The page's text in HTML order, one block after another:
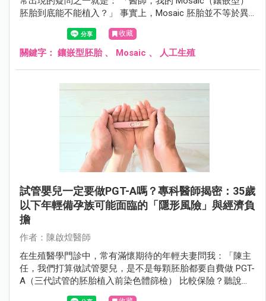
胚胎到底能不能植入？」 事實上，Mosaic 胚胎並不等於異
常胚胎，也不代表一定無法懷孕。許多健康寶寶的誕生，都
曾經歷過這個令人糾結的選擇。 讓我們用一個簡單的故事，
了解 Mosaic 胚胎可能經歷的發育歷程。
收藏
關鍵字： 鑲嵌型胚胎、 Mosaic 、 人工生殖
試管嬰兒一定要做PGT-A嗎？專科醫師揭密：35歲
以下年輕備孕族可能面臨的「隱形風險」與經濟負
擔
作者：陳啟煌醫師
在生殖醫學門診中，常有滿懷期待的年輕夫妻問我：「陳主
任，我們打算做試管嬰兒，是不是每顆胚胎都要自費做 PGT-
A（三代試管的胚胎植入前染色體篩檢） 比較保險？聽說這
樣能提高試管嬰兒成功率、避免流產原因？」